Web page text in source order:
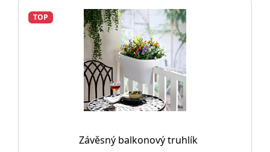
TOP
Závěsný balkonový truhlík